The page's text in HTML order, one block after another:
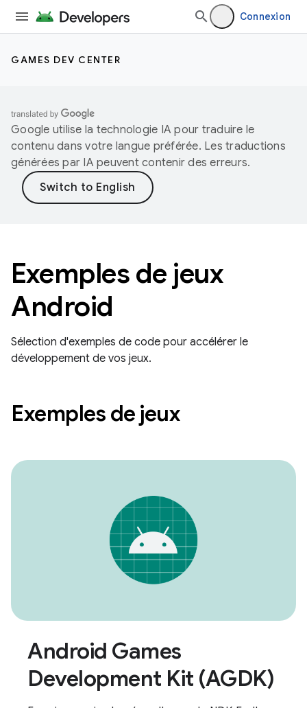
Connexion
GAMES DEV CENTER
Google utilise la technologie IA pour traduire le
contenu dans votre langue préférée. Les traductions
générées par IA peuvent contenir des erreurs.
Exemples de jeux
Android
Sélection d'exemples de code pour accélérer le
développement de vos jeux.
Exemples de jeux
Android Games
Development Kit (AGDK)